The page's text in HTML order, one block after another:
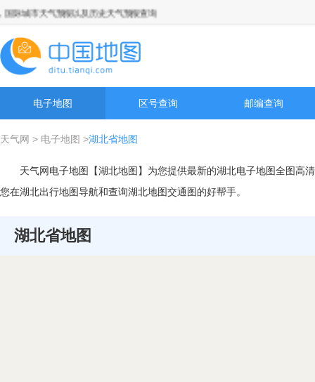
城市天气预报以及历史天气预报查询
电子地图 区号查询 邮编查询
天气网 > 电子地图 >湖北省地图
天气网电子地图【湖北地图】为您提供最新的湖北电子地图全图高
您在湖北出行地图导航和查询湖北地图交通图的好帮手。
湖北省地图